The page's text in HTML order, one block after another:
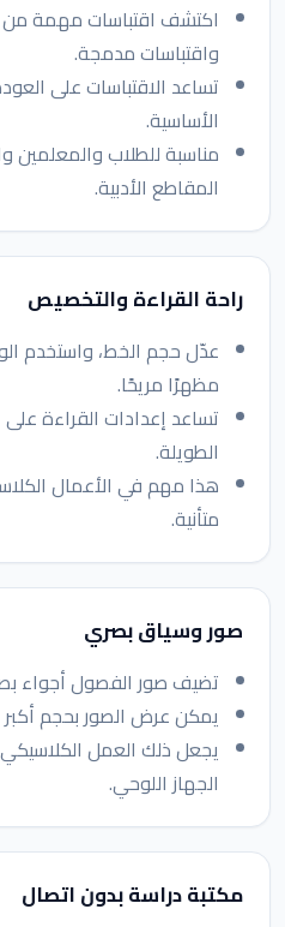
اكتشف اقتباسات مهمة من
واقتباسات مدمجة.
تساعد الاقتباسات على
الأساسية.
مناسبة للطلاب والمعلمين
المقاطع الأدبية.
راحة القراءة والتخصيص
عدّل حجم الخط، واستخدم
مظهرًا مريحًا.
تساعد إعدادات القراءة
الطويلة.
هذا مهم في الأعمال
متأنية.
صور وسياق بصري
تضيف صور الفصول أجواء
يمكن عرض الصور بحجم
يجعل ذلك العمل
الجهاز اللوحي.
مكتبة دراسة بدون اتصال